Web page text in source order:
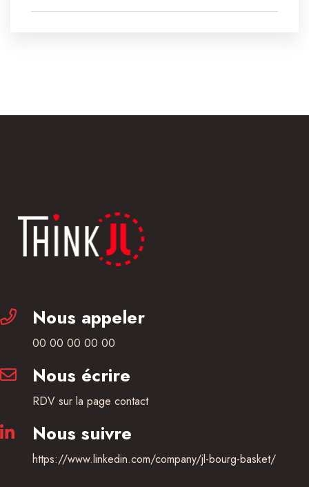
Nous appeler
00 00 00 00 00
Nous écrire
RDV sur la page contact
Nous suivre
https://www.linkedin.com/company/jl-bourg-basket/